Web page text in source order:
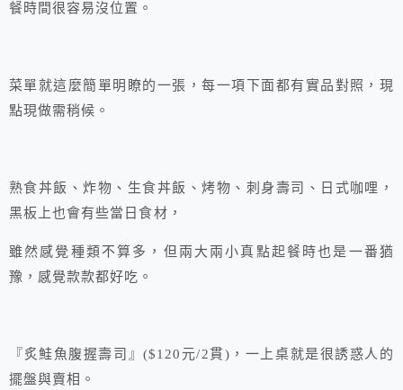
餐時間很容易沒位置。
菜單就這麼簡單明瞭的一張，每一項下面都有實品對照，現
點現做需稍候。
熟食丼飯、炸物、生食丼飯、烤物、刺身壽司、日式咖哩，
黑板上也會有些當日食材，
雖然感覺種類不算多，但兩大兩小真點起餐時也是一番猶
豫，感覺款款都好吃。
『炙鮭魚腹握壽司』($120元/2貫)，一上桌就是很誘惑人的
擺盤與賣相。